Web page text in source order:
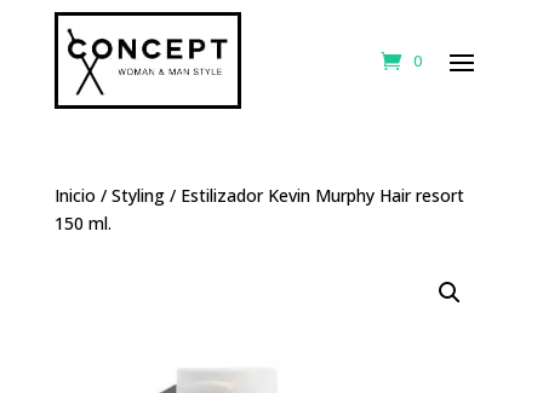
0
Inicio / Styling/ Estilizador Kevin Murphy Hair resort
150 ml.